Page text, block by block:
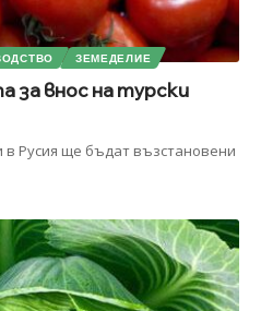
ЗЕМЕДЕЛИЕ
за внос на турски
в Русия ще бъдат възстановени